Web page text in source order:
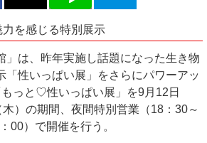
を感じる特別展示
」は、昨年実施し話題になった生き物
「性いっぱい展」をさらにパワーアッ
っと♡性いっぱい展」を9月12日
木）の期間、夜間特別営業（18：30～
00）で開催を行う。